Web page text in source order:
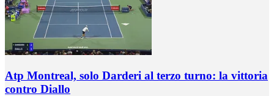
Atp Montreal, solo Darderi al terzo turno: la vittoria
contro Diallo